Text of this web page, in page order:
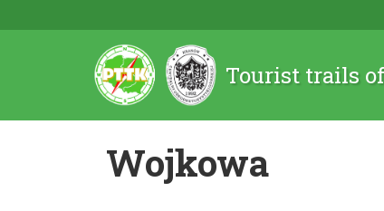
Tourist trails
Wojkowa